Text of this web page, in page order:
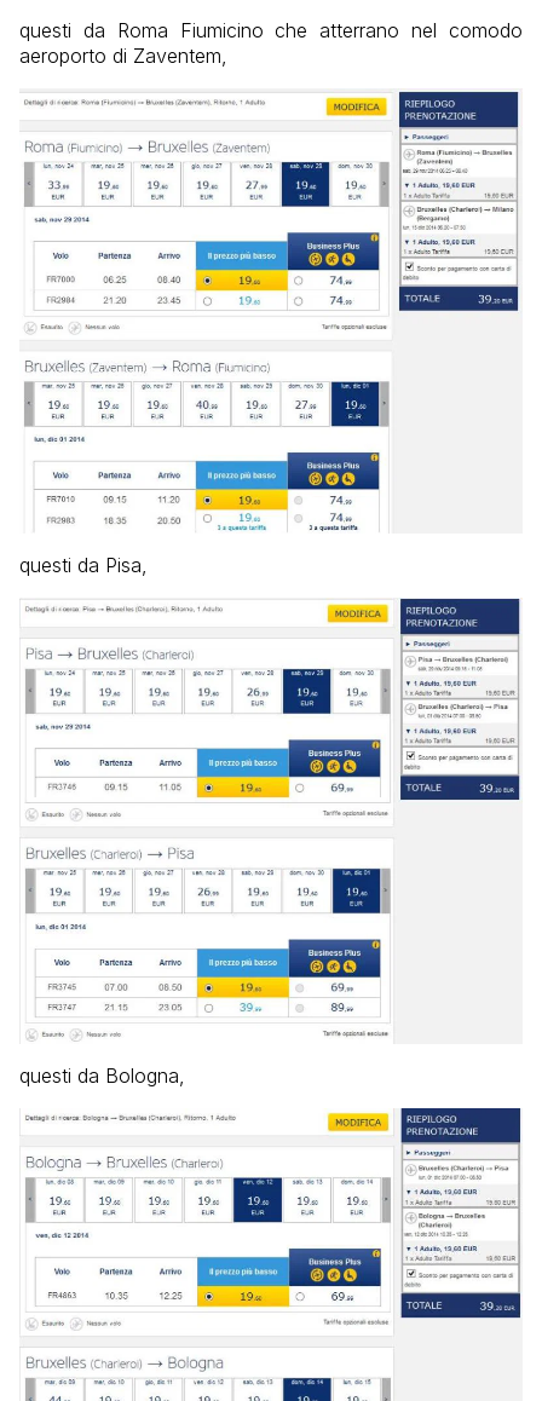
questi da Roma Fiumicino che atterrano nel comodo
aeroporto di Zaventem,
questi da Pisa,
questi da Bologna,